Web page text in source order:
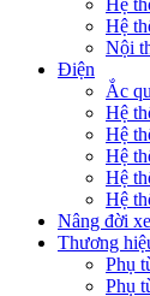
Hệ
Hệ
Nội
Điện
Ắc
Hệ
Hệ
Hệ
Hệ
Hệ
Nâng đời
Thương
Phụ
Phụ